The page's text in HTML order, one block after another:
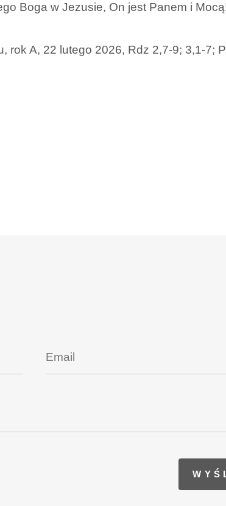
Boga w Jezusie, On jest Panem i
rok A, 22 lutego 2026, Rdz 2,7-9; 3,1-7;